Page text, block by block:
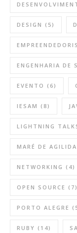
DESIGN (5)
ENGENHARIA DE
EVENTO (6)
IESAM (8)
LIGHTNING
MARÉ DE
NETWORKING (4)
OPEN SOURCE (7)
PORTO ALEGRE
RUBY (14)